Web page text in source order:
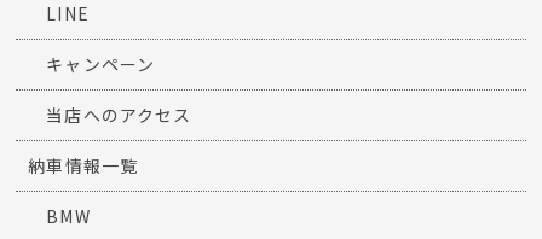
LINE
キャンペーン
当店へのアクセス
納車情報一覧
BMW